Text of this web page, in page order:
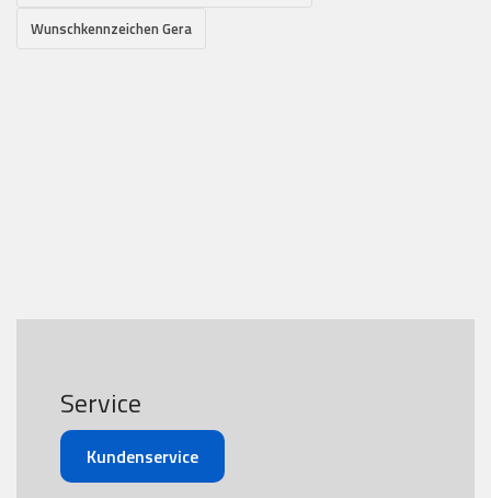
Wunschkennzeichen Gera
Service
Kundenservice